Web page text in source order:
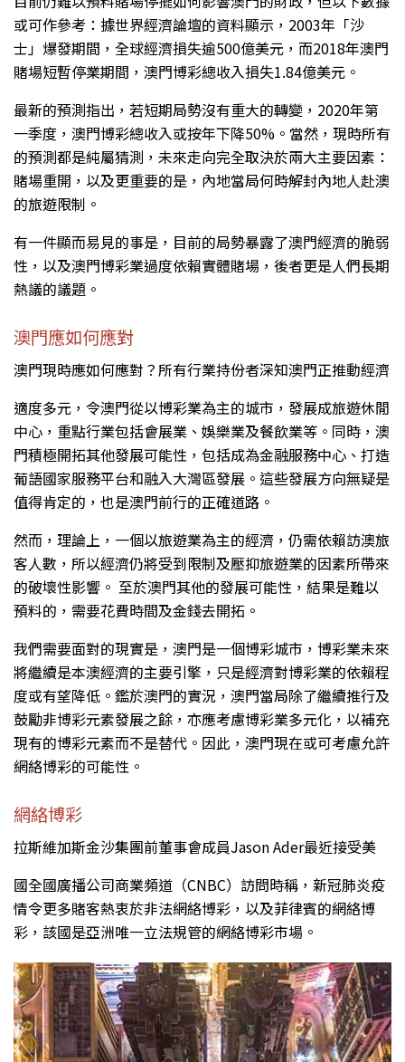
或可作參考：據世界經濟論壇的資料顯示，2003年「沙
士」爆發期間，全球經濟損失逾500億美元，而2018年澳門
賭場短暫停業期間，澳門博彩總收入損失1.84億美元。
最新的預測指出，若短期局勢沒有重大的轉變，2020年第
一季度，澳門博彩總收入或按年下降50%。當然，現時所有
的預測都是純屬猜測，未來走向完全取決於兩大主要因素：
賭場重開，以及更重要的是，內地當局何時解封內地人赴澳
的旅遊限制。
有一件顯而易見的事是，目前的局勢暴露了澳門經濟的脆弱
性，以及澳門博彩業過度依賴實體賭場，後者更是人們長期
熱議的議題。
澳門應如何應對
澳門現時應如何應對？所有行業持份者深知澳門正推動經濟
適度多元，令澳門從以博彩業為主的城市，發展成旅遊休閒
中心，重點行業包括會展業、娛樂業及餐飲業等。同時，澳
門積極開拓其他發展可能性，包括成為金融服務中心、打造
葡語國家服務平台和融入大灣區發展。這些發展方向無疑是
值得肯定的，也是澳門前行的正確道路。
然而，理論上，一個以旅遊業為主的經濟，仍需依賴訪澳旅
客人數，所以經濟仍將受到限制及壓抑旅遊業的因素所帶來
的破壞性影響。 至於澳門其他的發展可能性，結果是難以
預料的，需要花費時間及金錢去開拓。
我們需要面對的現實是，澳門是一個博彩城市，博彩業未來
將繼續是本澳經濟的主要引擎，只是經濟對博彩業的依賴程
度或有望降低。鑑於澳門的實況，澳門當局除了繼續推行及
鼓勵非博彩元素發展之餘，亦應考慮博彩業多元化，以補充
現有的博彩元素而不是替代。因此，澳門現在或可考慮允許
網絡博彩的可能性。
網絡博彩
拉斯維加斯金沙集團前董事會成員Jason Ader最近接受美
國全國廣播公司商業頻道（CNBC）訪問時稱，新冠肺炎疫
情令更多賭客熱衷於非法網絡博彩，以及菲律賓的網絡博
彩，該國是亞洲唯一立法規管的網絡博彩市場。